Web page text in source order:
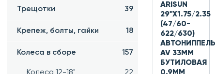
Трещотки 39
Крепеж, болты, гайки 18
Колеса в сборе 157
ARISUN
29"X1.75/2.35
(47/60-
622/630)
АВТОНИППЕЛЬ
AV 33ММ
БУТИЛОВАЯ